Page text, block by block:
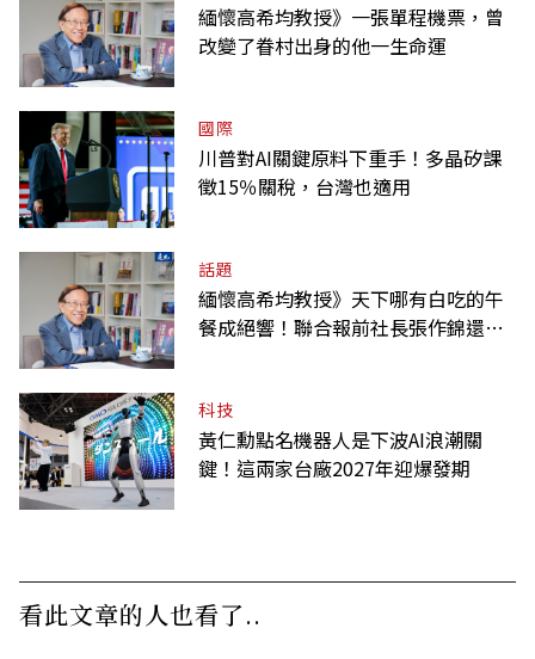
緬懷高希均教授》一張單程機票，曾
改變了眷村出身的他一生命運
國際
川普對AI關鍵原料下重手！多晶矽課
徵15％關稅，台灣也適用
話題
緬懷高希均教授》天下哪有白吃的午
餐成絕響！聯合報前社長張作錦還原
科技
黃仁勳點名機器人是下波AI浪潮關
鍵！這兩家台廠2027年迎爆發期
看此文章的人也看了..